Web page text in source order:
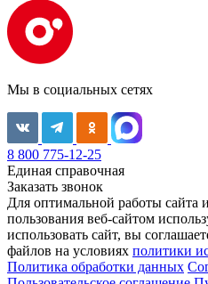
Мы в социальных сетях
8 800 775-12-25
Единая справочная
Заказать звонок
Для оптимальной работы сайта
пользования веб-сайтом
использовать сайт, вы
файлов на условиях политики
Политика обработки данных